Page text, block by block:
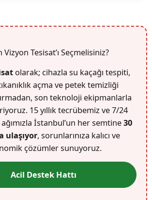
Vizyon Tesisat’ı Seçmelisiniz?
olarak; cihazla su kaçağı tespiti,
açma ve petek temizliği
son teknoloji ekipmanlarla
15 yıllık tecrübemiz ve 7/24
İstanbul’un her semtine30
ulaşıyor, sorunlarınıza kalıcı ve
çözümler sunuyoruz.
Acil Destek Hattı